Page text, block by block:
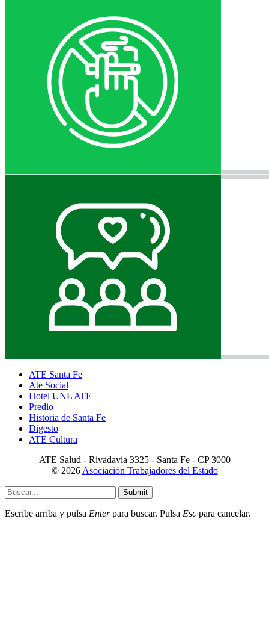
ATE Santa Fe
Ate Social
Hotel UNL ATE
Predio
Historia de Santa Fe
Digesto
ATE Cultura
ATE Salud - Rivadavia 3325 - Santa Fe - CP 3000
© 2026Asociación Trabajadores del Estado
Submit
Escribe arriba y pulsa Enterpara buscar. Pulsa Esc para cancelar.